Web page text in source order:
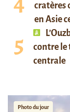
cratères
en Asie
contre le
centrale
Photo du jour